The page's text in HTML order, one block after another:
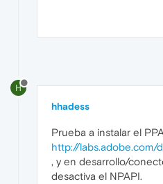
H
hhadess
Prueba a instalar el
http://labs.adobe.com/
, y en desarrollo/
desactiva el NPAPI.